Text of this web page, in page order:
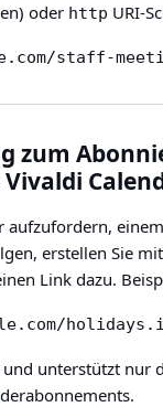
oder http URI-
staff-
zum
aufzufordern,
erstellen Sie
Link dazu.
unterstützt nur